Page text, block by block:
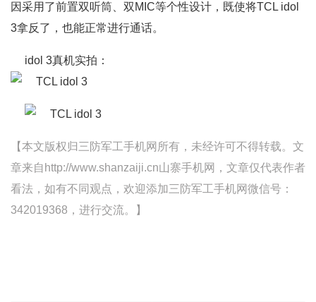
因采用了前置双听筒、双MIC等个性设计，既使将TCL idol
3拿反了，也能正常进行通话。
idol 3真机实拍：
【本文版权归三防军工手机网所有，未经许可不得转载。文
章来自http://www.shanzaiji.cn山寨手机网，文章仅代表作者
看法，如有不同观点，欢迎添加三防军工手机网微信号：
342019368，进行交流。】